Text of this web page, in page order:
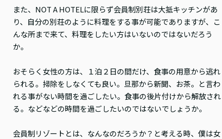
また、NOT A HOTELに限らず会員制別荘は大抵キッチンがあ
り、自分の別荘のように料理をする事が可能でありますが、こ
んな所まで来て、料理をしたい方はいないのではないだろう
か。
おそらく女性の方は、１泊２日の間だけ、食事の用意から逃れ
られる。掃除をしなくても良い。旦那から新聞、お茶。と言わ
れる事がない時間を過ごしたい。食事の後片付けから解放され
る。などなどの時間を過ごしたいのではないでしょうか。
会員制リゾートとは、なんなのだろうか？と考える時、僕は女